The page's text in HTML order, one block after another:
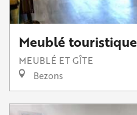
Meublé
MEUBLÉ ET GÎTE
Bezons